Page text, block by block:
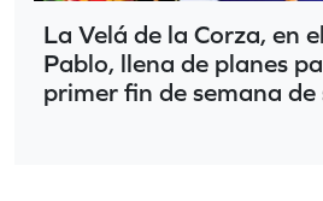
La Velá de la Corza, en
Pablo, llena de planes
primer fin de semana